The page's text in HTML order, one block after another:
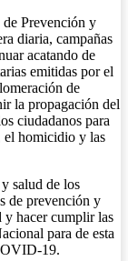
Prevención y
diaria, campañas
acatando de
emitidas por el
de
la propagación del
ciudadanos para
el homicidio y las
salud de los
de prevención y
y hacer cumplir las
para de esta
19.